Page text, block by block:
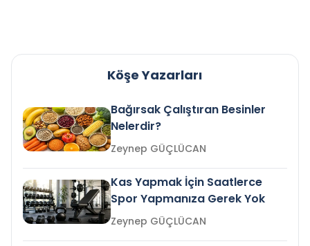
Köşe Yazarları
Bağırsak Çalıştıran Besinler
Nelerdir?
Zeynep GÜÇLÜCAN
Kas Yapmak İçin Saatlerce
Spor Yapmanıza Gerek Yok
Zeynep GÜÇLÜCAN